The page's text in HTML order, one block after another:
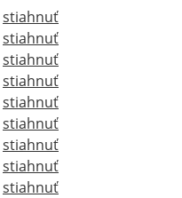
stiahnuť
stiahnuť
stiahnuť
stiahnuť
stiahnuť
stiahnuť
stiahnuť
stiahnuť
stiahnuť